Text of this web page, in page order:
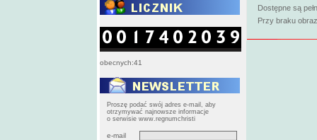
obecnych:41
Proszę podać swój adres e-mail, aby
otrzymywać najnowsze informacje
o serwisie www.regnumchristi
e-mail
Dostępne są
Przy braku